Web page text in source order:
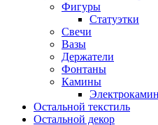
Фигуры
Статуэтки
Свечи
Вазы
Держатели
Фонтаны
Камины
Остальной текстиль
Остальной декор